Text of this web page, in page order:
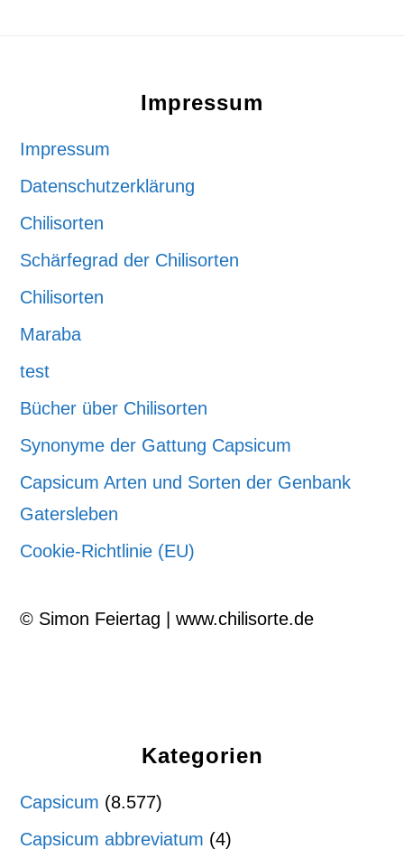
Impressum
Impressum
Datenschutzerklärung
Chilisorten
Schärfegrad der Chilisorten
Chilisorten
Maraba
test
Bücher über Chilisorten
Synonyme der Gattung Capsicum
Capsicum Arten und Sorten der Genbank
Gatersleben
Cookie-Richtlinie (EU)
© Simon Feiertag | www.chilisorte.de
Kategorien
Capsicum (8.577)
Capsicum abbreviatum (4)